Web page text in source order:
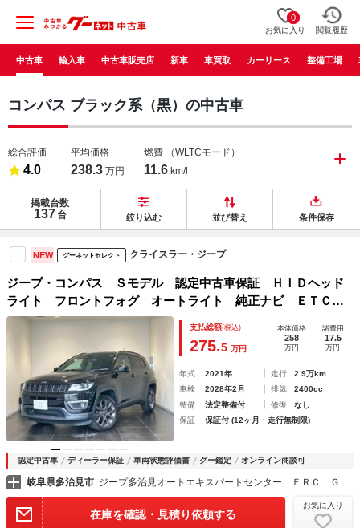
0
お気に入り 閲覧履歴
中古車 輸入車 中古車販売店 新車 車買取 カーリース 整備工場
コンパス ブラック系（黒）の中古車
総合評価
4.0
平均価格
238.3 万円
燃費 （WLTCモード）
11.6 km/l
掲載台数
137 台 絞り込む 並び替え 条件保存
NEW グーネットセレクト クライスラー・ジープ
ジープ・コンパス Ｓモデル 認定中古車保証 ＨＩＤヘッド
ライト フロントフォグ オートライト 純正ナビ ＥＴＣ
２．０ バックカメラ レザーシート シートヒーター アダ
プティブクルーズコントロール ブラインドスポットモニター
支払総額(税込)
275.5 万円
本体価格
258
万円
諸費用
17.5
万円
年式 2021年 走行
2.9万km
車検
2028年2月 排気
2400cc
整備
法定整備付 修復
なし
保証
保証付 (12ヶ月・走行無制限)
認定中古車 ディーラー保証 車両状態評価書 グー鑑定 オンライン商談可
岐阜県多治見市 ジープ多治見オートエキスパートセンター ＦＲＣ ＧＲＯＵＰ
在庫を確認・見積り依頼する
お気に入り